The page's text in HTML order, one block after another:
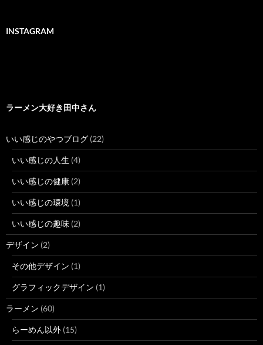
INSTAGRAM
ラーメン大好き田中さん
いい感じのやつブログ (22)
いい感じの人生 (4)
いい感じの健康 (2)
いい感じの環境 (1)
いい感じの趣味 (2)
デザイン (2)
その他デザイン (1)
グラフィックデザイン (1)
ラーメン (60)
らーめん以外 (15)